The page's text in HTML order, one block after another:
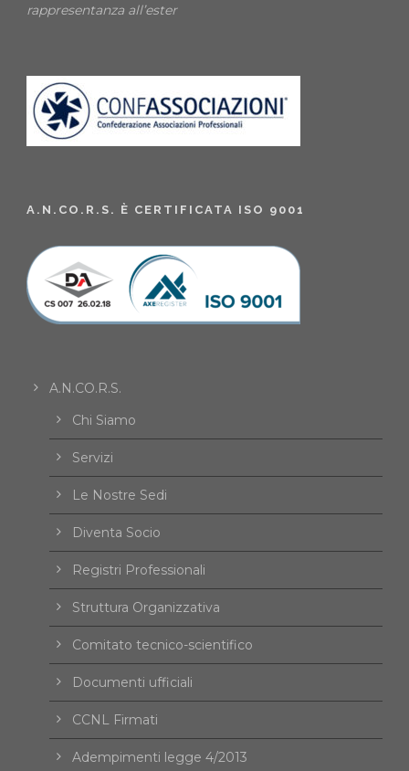
rappresentanza all’ester
A.N.CO.R.S. È CERTIFICATA ISO 9001
A.N.CO.R.S.
Chi Siamo
Servizi
Le Nostre Sedi
Diventa Socio
Registri Professionali
Struttura Organizzativa
Comitato tecnico-scientifico
Documenti ufficiali
CCNL Firmati
Adempimenti legge 4/2013